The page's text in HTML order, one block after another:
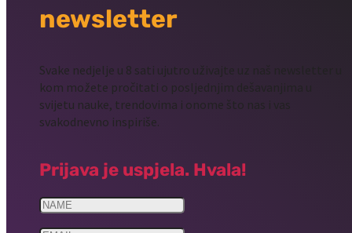
newsletter
Svake nedjelje u 8 sati ujutro uživajte uz naš newsletter u
kom možete pročitati o posljednjim dešavanjima u
svijetu nauke, trendovima i onome što nas i vas
svakodnevno inspiriše.
Prijava je uspjela. Hvala!